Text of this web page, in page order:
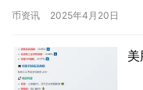
急剧升温，当前市场对
币资讯 2025年4月20日